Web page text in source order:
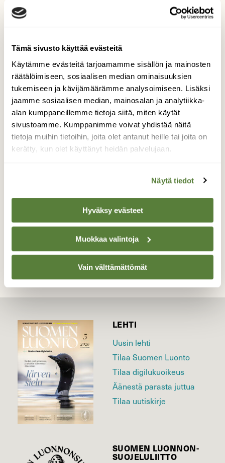
Tämä sivusto käyttää evästeitä
Käytämme evästeitä tarjoamamme sisällön ja mainosten
räätälöimiseen, sosiaalisen median ominaisuuksien
tukemiseen ja kävijämäärämme analysoimiseen. Lisäksi
jaamme sosiaalisen median, mainosalan ja analytiikka-
alan kumppaneillemme tietoja siitä, miten käytät
sivustoamme. Kumppanimme voivat yhdistää näitä
tietoja muihin tietoihin, joita olet antanut heille tai joita on
kerätty, kun olet käyttänyt heidän palvelujaan.
Näytä tiedot
Hyväksy evästeet
Muokkaa valintoja
Vain välttämättömät
"Insinööri"
Metsästä kuuluu monenlaisia ääniä pitkin
vuotta ja yksi niiden aiheuttajista on tämä
kuvassa oleva " puiden kunnon
Valokuvaaja: Kari Saarinen, Lempäälä 24.5.2015
TAKAISIN LISTAAN
LEHTI
Uusin lehti
Tilaa Suomen Luonto
Tilaa digilukuoikeus
Äänestä parasta juttua
Tilaa uutiskirje
SUOMEN LUONNON­
SUOJELU­LIITTO